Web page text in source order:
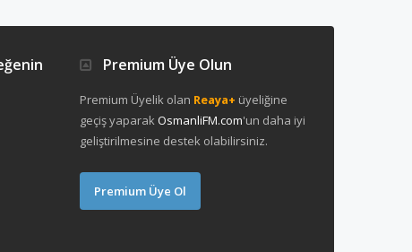
Premium Üye Olun
Premium Üyelik olan Reaya+ üyeliğine
geçiş yaparakOsmanliFM.com'un daha iyi
geliştirilmesine destek olabilirsiniz.
Premium Üye Ol